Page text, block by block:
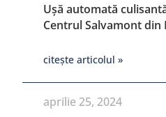
Ușă automată
Centrul Salvamont din
citește articolul »
aprilie 25, 2024